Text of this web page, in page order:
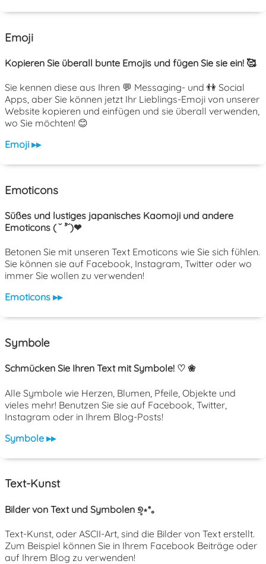
Emoji
Kopieren Sie überall bunte Emojis und fügen Sie sie ein! 🥰
Sie kennen diese aus Ihren 💬 Messaging- und 👫 Social
Apps, aber Sie können jetzt Ihr Lieblings-Emoji von unserer
Website kopieren und einfügen und sie überall verwenden,
wo Sie möchten! 😊
Emoji ▸▸
Emoticons
Süßes und lustiges japanisches Kaomoji und andere
Emoticons ( ˘ ³˘)❤
Betonen Sie mit unseren Text Emoticons wie Sie sich fühlen.
Sie können sie auf Facebook, Instagram, Twitter oder wo
immer Sie wollen zu verwenden!
Emoticons ▸▸
Symbole
Schmücken Sie Ihren Text mit Symbole! ♡ ❀
Alle Symbole wie Herzen, Blumen, Pfeile, Objekte und
vieles mehr! Benutzen Sie sie auf Facebook, Twitter,
Instagram oder in Ihrem Blog-Posts!
Symbole ▸▸
Text-Kunst
Bilder von Text und Symbolen ୭̥⋆*｡
Text-Kunst, oder ASCII-Art, sind die Bilder von Text erstellt.
Zum Beispiel können Sie in Ihrem Facebook Beiträge oder
auf Ihrem Blog zu verwenden!